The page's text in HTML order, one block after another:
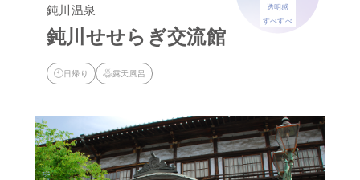
透明感
すべすべ
鈍川温泉
鈍川せせらぎ交流館
日帰り 露天風呂